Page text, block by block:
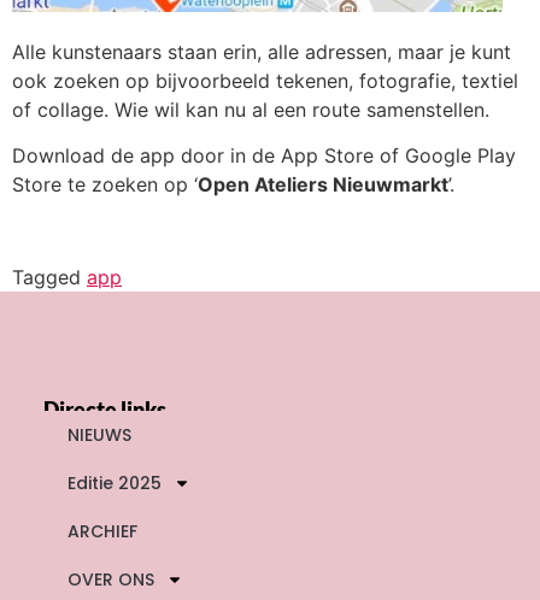
Alle kunstenaars staan erin, alle adressen, maar je kunt
ook zoeken op bijvoorbeeld tekenen, fotografie, textiel
of collage. Wie wil kan nu al een route samenstellen.
Download de app door in de App Store of Google Play
Store te zoeken op ‘Open Ateliers Nieuwmarkt’.
Tagged app
Directe links
NIEUWS
Editie 2025
ARCHIEF
OVER ONS